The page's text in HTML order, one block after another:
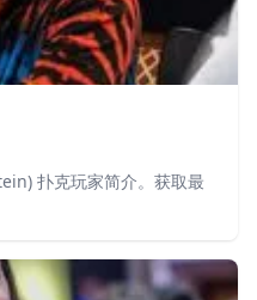
扑克玩家简介。获取最